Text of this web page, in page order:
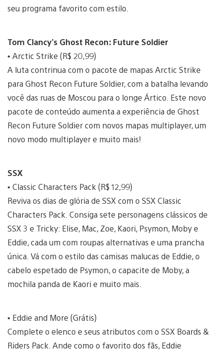
seu programa favorito com estilo.
Tom Clancy’s Ghost Recon: Future Soldier
• Arctic Strike (R$ 20,99)
A luta contrinua com o pacote de mapas Arctic Strike
para Ghost Recon Future Soldier, com a batalha levando
você das ruas de Moscou para o longe Ártico. Este novo
pacote de conteúdo aumenta a experiência de Ghost
Recon Future Soldier com novos mapas multiplayer, um
novo modo multiplayer e muito mais!
SSX
• Classic Characters Pack (R$ 12,99)
Reviva os dias de glória de SSX com o SSX Classic
Characters Pack. Consiga sete personagens clássicos de
SSX 3 e Tricky: Elise, Mac, Zoe, Kaori, Psymon, Moby e
Eddie, cada um com roupas alternativas e uma prancha
única. Vá com o estilo das camisas malucas de Eddie, o
cabelo espetado de Psymon, o capacite de Moby, a
mochila panda de Kaori e muito mais.
• Eddie and More (Grátis)
Complete o elenco e seus atributos com o SSX Boards &
Riders Pack. Ande como o favorito dos fãs, Eddie